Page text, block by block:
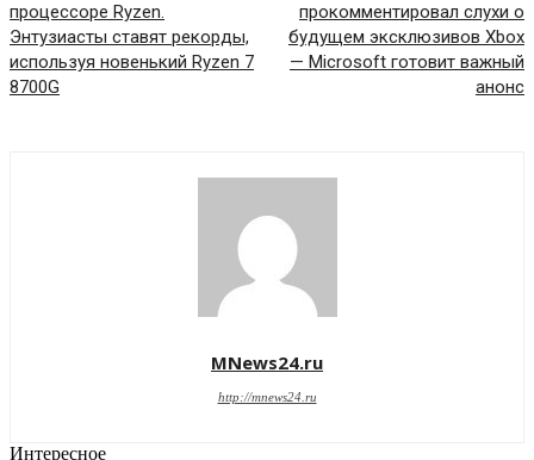
процессоре Ryzen.
Энтузиасты ставят рекорды,
используя новенький Ryzen 7
8700G
прокомментировал слухи о
будущем эксклюзивов Xbox
— Microsoft готовит важный
анонс
MNews24.ru
http://mnews24.ru
Интересное